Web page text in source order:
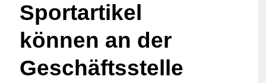
Sportartikel
können an der
Geschäftsstelle